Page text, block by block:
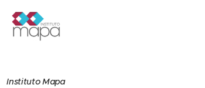
Instituto Mapa